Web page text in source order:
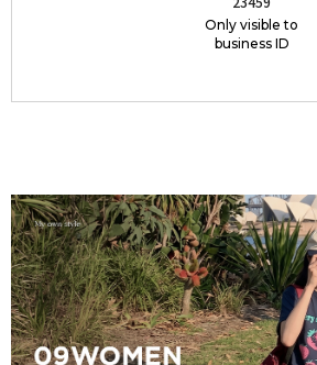
Only visible to
business ID